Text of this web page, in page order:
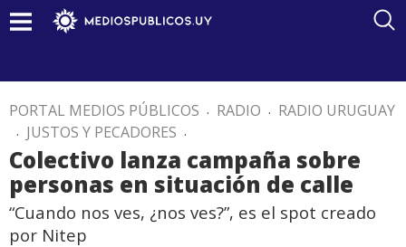
PORTAL MEDIOS PÚBLICOS . RADIO . RADIO URUGUAY
. JUSTOS Y PECADORES .
Colectivo lanza campaña sobre
personas en situación de calle
“Cuando nos ves, ¿nos ves?”, es el spot creado
por Nitep